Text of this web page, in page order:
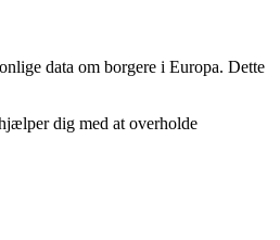
data om borgere i Europa. Dette
dig med at overholde